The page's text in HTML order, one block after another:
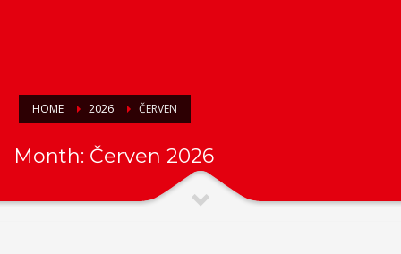
HOME 2026 ČERVEN
Month: Červen 2026